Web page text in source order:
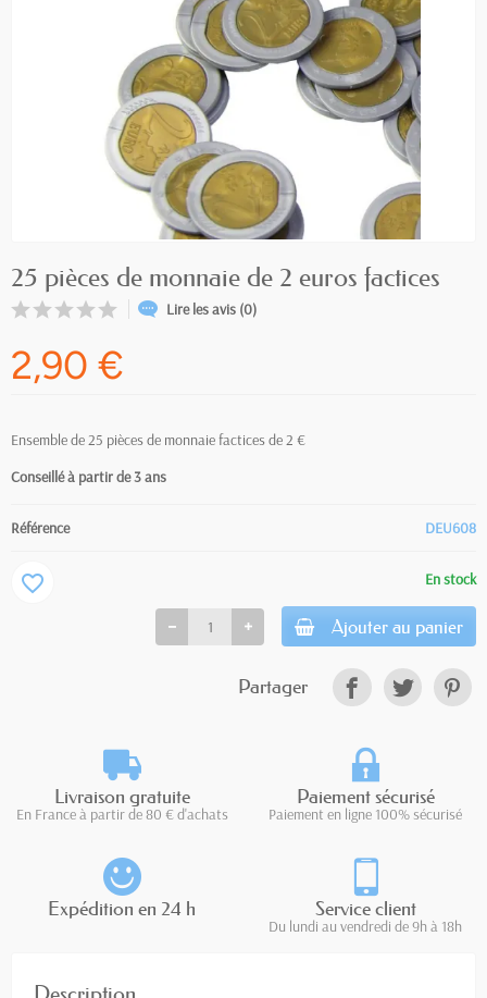
25 pièces de monnaie de 2 euros factices
Lire les avis (0)
2,90 €
Ensemble de 25 pièces de monnaie factices de 2 €
Conseillé à partir de 3ans
Référence DEU608
En stock
Ajouter au panier
favorite_border
Partager
Livraison gratuite
En France à partir de 80 € d'achats
Paiement sécurisé
Paiement en ligne 100% sécurisé
Expédition en 24 h Service client
Du lundi au vendredi de 9h à 18h